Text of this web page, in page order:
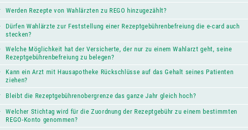
Werden Rezepte von Wahlärzten zu REGO hinzugezählt?
Dürfen Wahlärzte zur Feststellung einer Rezeptgebührenbefreiung die e-card auch
stecken?
Welche Möglichkeit hat der Versicherte, der nur zu einem Wahlarzt geht, seine
Rezeptgebührenbefreiung zu belegen?
Kann ein Arzt mit Hausapotheke Rückschlüsse auf das Gehalt seines Patienten
ziehen?
Bleibt die Rezeptgebührenobergrenze das ganze Jahr gleich hoch?
Welcher Stichtag wird für die Zuordnung der Rezeptgebühr zu einem bestimmten
REGO-Konto genommen?